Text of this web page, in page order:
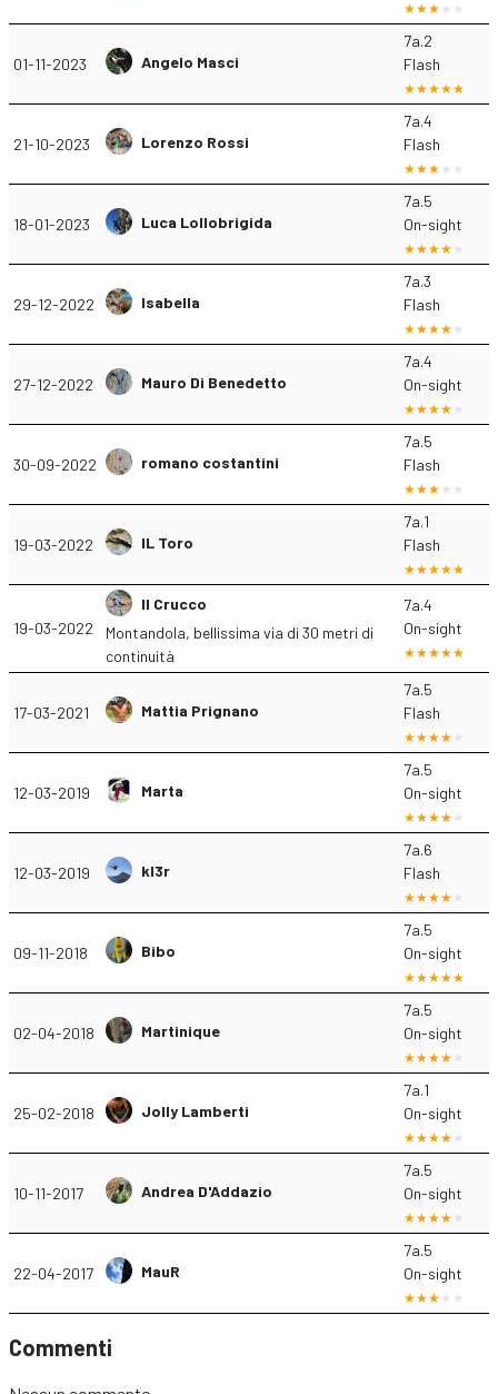
01-11-2023 Angelo Masci
7a.2
Flash
21-10-2023 Lorenzo Rossi
7a.4
Flash
18-01-2023 Luca Lollobrigida
7a.5
On-sight
29-12-2022 Isabella
7a.3
Flash
27-12-2022 Mauro Di Benedetto
7a.4
On-sight
30-09-2022 romano costantini
7a.5
Flash
19-03-2022 IL Toro
7a.1
Flash
19-03-2022
Il Crucco
Montandola, bellissima via di 30 metri di
continuità
7a.4
On-sight
17-03-2021 Mattia Prignano
7a.5
Flash
12-03-2019 Marta
7a.5
On-sight
12-03-2019 kl3r
7a.6
Flash
09-11-2018 Bibo
7a.5
On-sight
02-04-2018 Martinique
7a.5
On-sight
25-02-2018 Jolly Lamberti
7a.1
On-sight
10-11-2017 Andrea D'Addazio
7a.5
On-sight
22-04-2017 MauR
7a.5
On-sight
Commenti